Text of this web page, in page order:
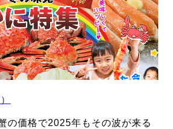
の価格で2025年もその波が来る